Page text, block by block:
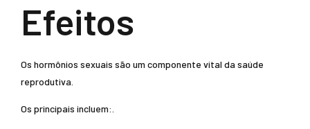
Efeitos
Os hormônios sexuais são um componente vital da saúde
reprodutiva.
Os principais incluem:.